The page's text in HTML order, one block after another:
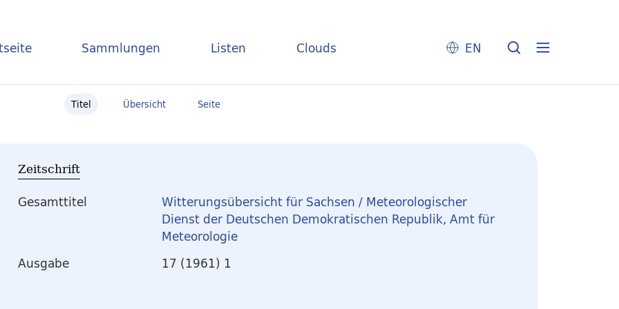
Sammlungen Listen Clouds EN
Titel Übersicht Seite
Zeitschrift
Gesamttitel
Witterungsübersicht für Sachsen / Meteorologischer
Dienst der Deutschen Demokratischen Republik, Amt für
Meteorologie
Ausgabe
17 (1961) 1